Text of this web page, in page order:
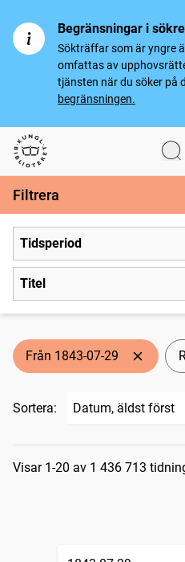
Begränsningar i
Sökträffar som är yngre
omfattas av
tjänsten när du söker på
begränsningen.
Svenska tidningar
Filtrera
Tidsperiod
Titel
Från 1843-07-29
Sortera:
Sökresultat
Visar 1-20 av 1 436 713